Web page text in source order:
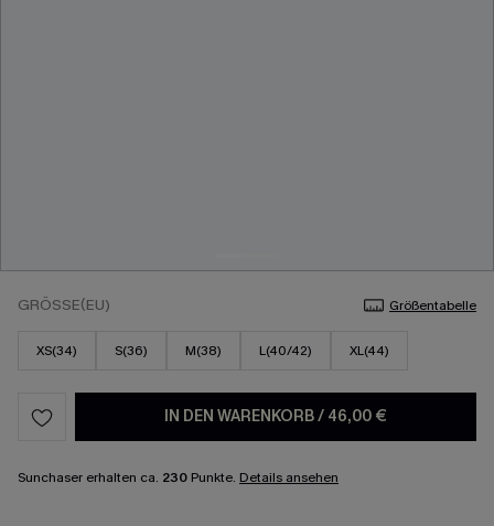
GRÖSSE(EU) Größentabelle
XS(34) S(36) M(38) L(40/42) XL(44)
IN DEN WARENKORB/ 46,00 €
Sunchaser erhalten ca. 230 Punkte. Details ansehen